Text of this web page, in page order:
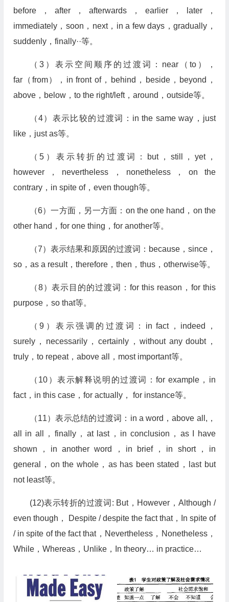
before，after，afterwards，earlier，later，
immediately，soon，next，in a few days，gradually，
suddenly，finally··等。
（3）表示空间顺序的过渡词：near（to），
far（from），in front of，behind，beside，beyond，
above，below，to the right/left，around，outside等。
（4）表示比较的过渡词：in the same way，just
like，just as等。
（5）表示转折的过渡词：but，still，yet，
however，nevertheless，nonetheless，on the
contrary，in spite of，even though等。
（6）一方面，另一方面：on the one hand，on the
other hand，for one thing，for another等。
（7）表示结果和原因的过渡词：because，since，
so，as a result，therefore，then，thus，otherwise等。
（8）表示目的的过渡词：for this reason，for this
purpose，so that等。
（9）表示强调的过渡词：in fact，indeed，
surely，necessarily，certainly，without any doubt，
truly，to repeat，above all，most important等。
（10）表示解释说明的过渡词：for example，in
fact，in this case，for actually， for instance等。
（11）表示总结的过渡词：in a word，above all,，
all in all，finally，at last，in conclusion，as I have
shown，in another word，in brief，in short，in
general，on the whole，as has been stated，last but
not least等。
(12)表示转折的过渡词: But，However，Although /
even though， Despite / despite the fact that，In spite of
/ in spite of the fact that，Nevertheless，Nonetheless，
While，Whereas，Unlike，In theory… in practice…